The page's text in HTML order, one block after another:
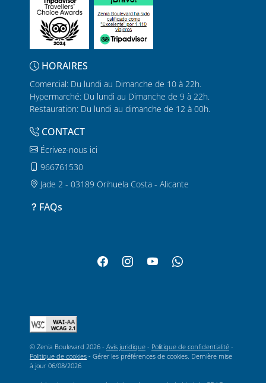
HORAIRES
Comercial: Du lundi au Dimanche de 10 à 22h.
Hypermarché: Du lundi au Dimanche de 9 à 22h.
Restauration: Du lundi au dimanche de 12 à 00h.
CONTACT
Écrivez-nous ici
966761530
Jade 2 - 03189 Orihuela Costa - Alicante
FAQs
© Zenia Boulevard 2026 - Avis juridique - Politique de confidentialité -
Politique de cookies - Gérer les préférences de cookies . Dernière mise
à jour 06/08/2026